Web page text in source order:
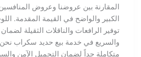
المقارنة بين عروضنا وعروض
الكبير والواضح في القيمة المقدمة.
توفير الرافعات والناقلات الثقيلة
والسريع في خدمة بيع حديد سكراب
متكاملة جداً لضمان التحميل الآمن